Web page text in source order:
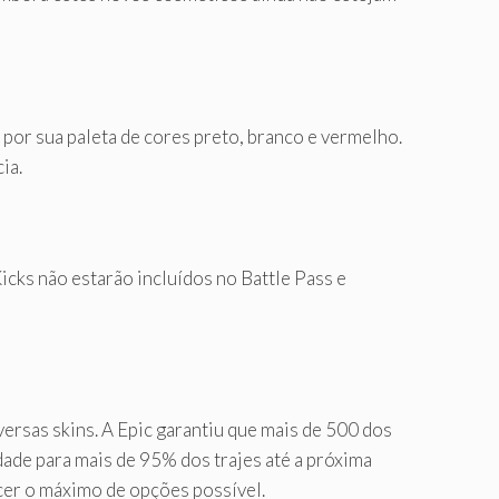
sua paleta de cores preto, branco e vermelho.
não estarão incluídos no Battle Pass e
skins. A Epic garantiu que mais de 500 dos
para mais de 95% dos trajes até a próxima
o máximo de opções possível.